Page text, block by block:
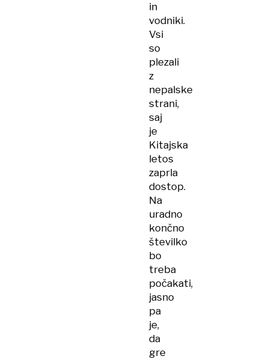
in
vodniki.
Vsi
so
plezali
z
nepalske
strani,
saj
je
Kitajska
letos
zaprla
dostop.
Na
uradno
končno
številko
bo
treba
počakati,
jasno
pa
je,
da
gre